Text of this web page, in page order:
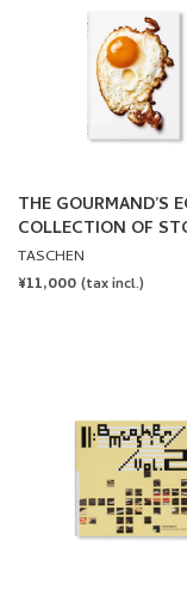
AND RECIPES by The
Gourmand
TASCHEN
REGULAR
PRICE
¥11,000(tax incl.)